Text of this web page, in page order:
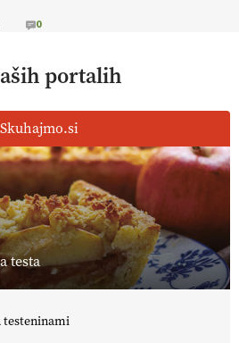
0
portalih
Skuhajmo.si
testa